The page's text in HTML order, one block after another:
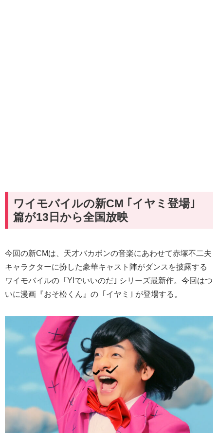
ワイモバイルの新CM ｢イヤミ登場｣
篇が13日から全国放映
今回の新CMは、天才バカボンの音楽にあわせて赤塚不二夫
キャラクターに扮した豪華キャスト陣がダンスを披露する
ワイモバイルの ｢Y!でいいのだ｣ シリーズ最新作。今回はつ
いに漫画『おそ松くん』の ｢イヤミ｣ が登場する。